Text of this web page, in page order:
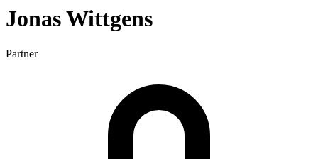
JonasWittgens
Partner